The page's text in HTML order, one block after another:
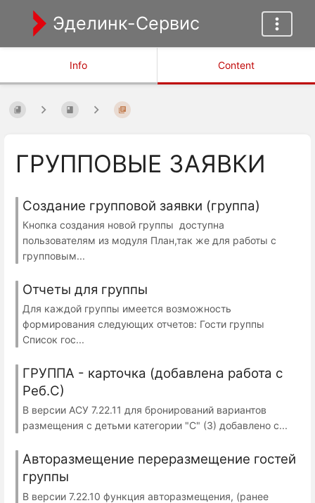
Эделинк-Сервис
Info Content
ГРУППОВЫЕ ЗАЯВКИ
Создание групповой заявки (группа)
Кнопка создания новой группы доступна
пользователям из модуля План,так же для работы с
групповым...
Отчеты для группы
Для каждой группы имеется возможность
формирования следующих отчетов: Гости группы
Список гос...
ГРУППА - карточка (добавлена работа с
Реб.С)
В версии АСУ 7.22.11 для бронирований вариантов
размещения с детьми категории "С" (3) добавлено с...
Авторазмещение переразмещение гостей
группы
В версии 7.22.10 функция авторазмещения, (ранее